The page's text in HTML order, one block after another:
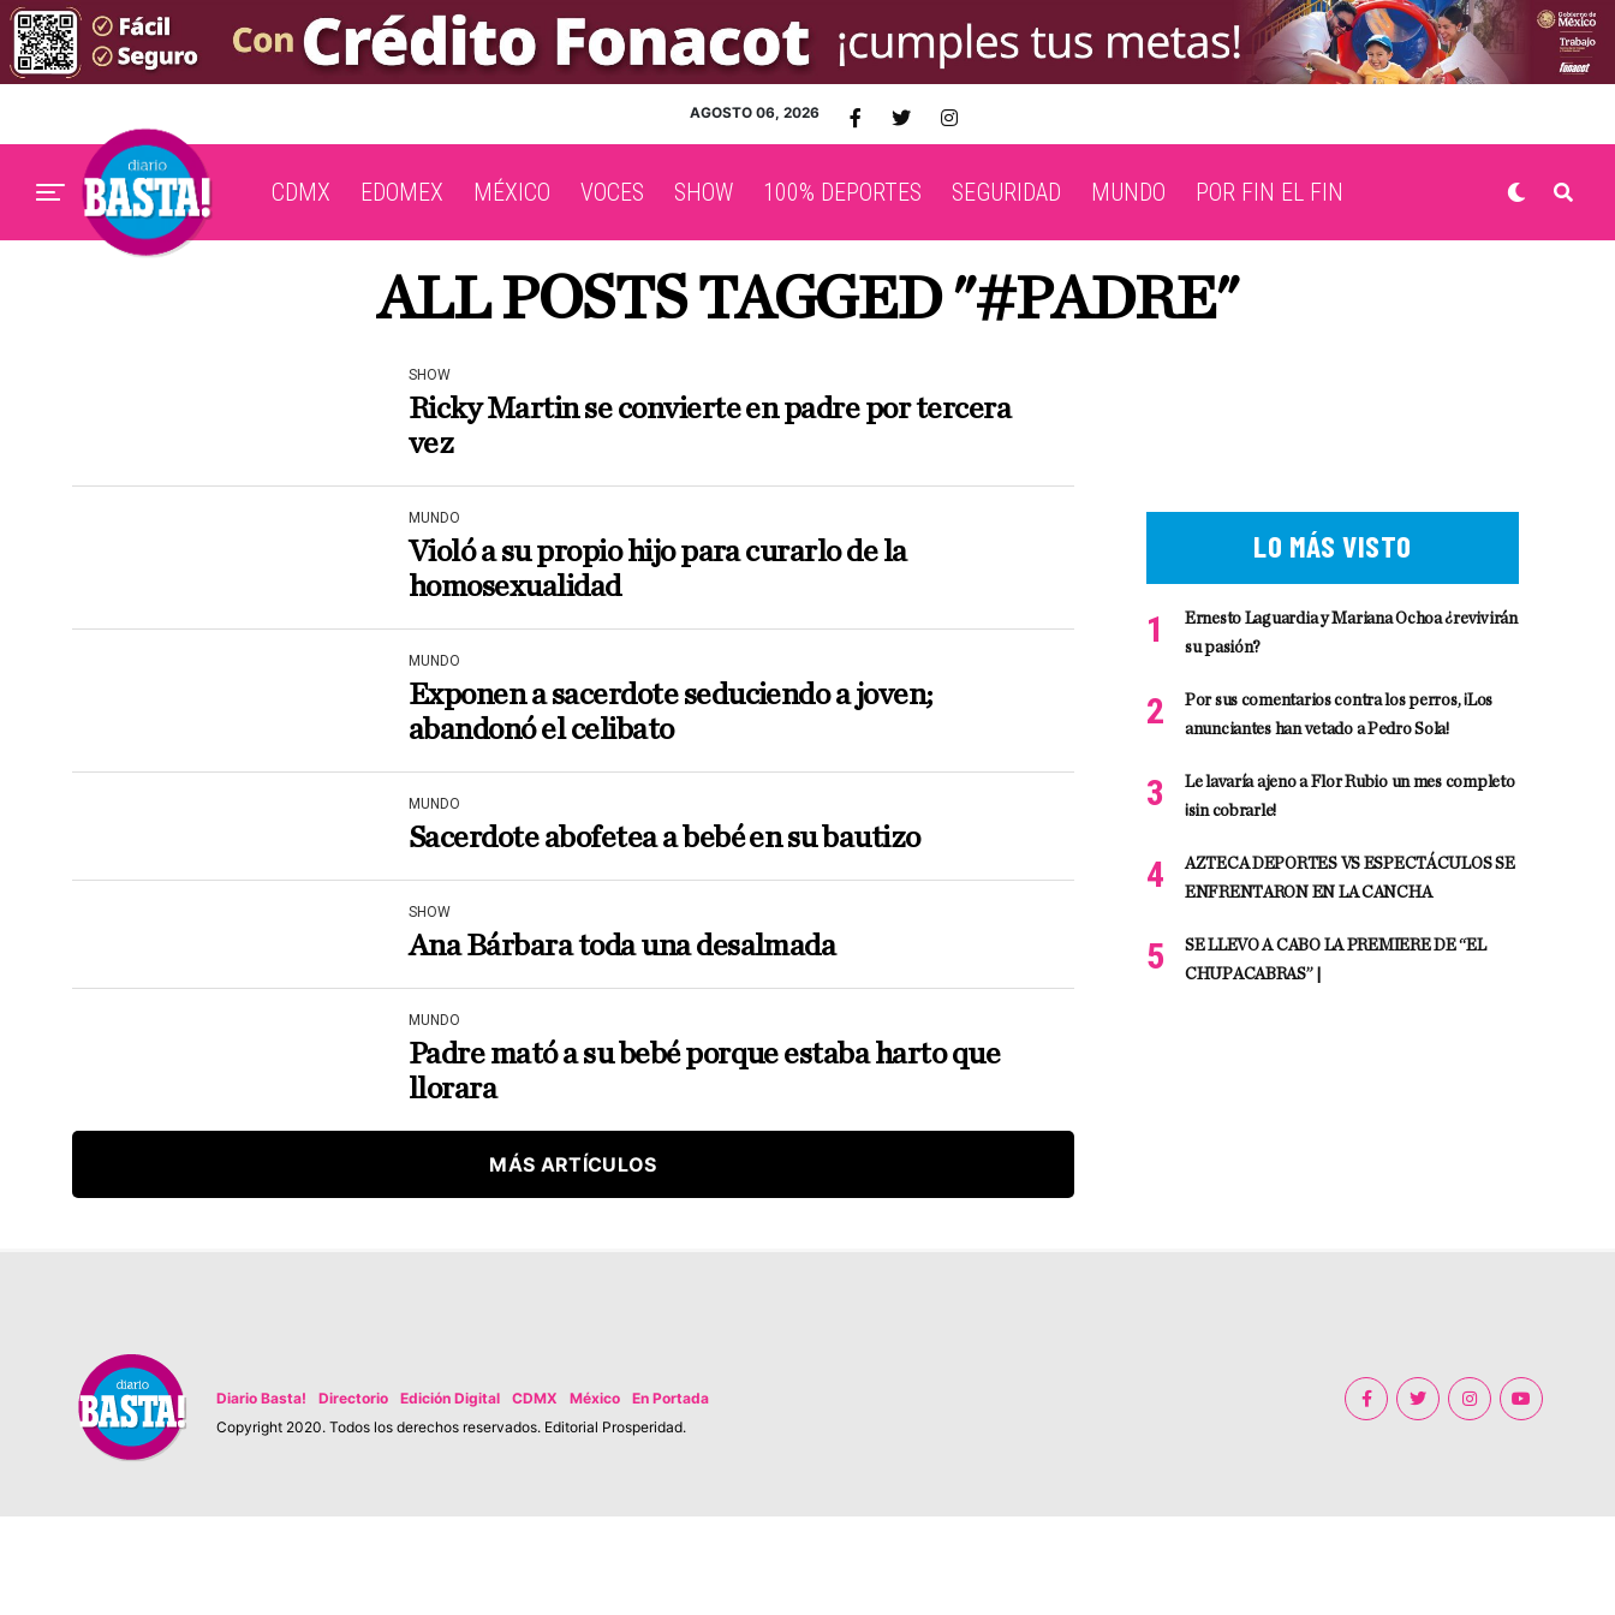
AGOSTO 06, 2026
CDMX EDOMEX MÉXICO VOCES SHOW 100% DEPORTES SEGURIDAD MUNDO POR FIN EL FIN
ALL POSTS TAGGED "#PADRE"
SHOW
Ricky Martin se convierte en padre por tercera
vez
MUNDO
Violó a su propio hijo para curarlo de la
homosexualidad
MUNDO
Exponen a sacerdote seduciendo a joven;
abandonó el celibato
MUNDO
Sacerdote abofetea a bebé en su bautizo
SHOW
Ana Bárbara toda una desalmada
MUNDO
Padre mató a su bebé porque estaba harto que
llorara
MÁS ARTÍCULOS
LO MÁS VISTO
Ernesto Laguardia y Mariana Ochoa ¿revivirán
su pasión?
Por sus comentarios contra los perros, ¡Los
anunciantes han vetado a Pedro Sola!
Le lavaría ajeno a Flor Rubio un mes completo
¡sin cobrarle!
AZTECA DEPORTES VS ESPECTÁCULOS SE
ENFRENTARON EN LA CANCHA
SE LLEVO A CABO LA PREMIERE DE “EL
CHUPACABRAS” |
Diario Basta! Directorio Edición Digital CDMX México
En Portada
Copyright 2020. Todos los derechos reservados. Editorial Prosperidad.